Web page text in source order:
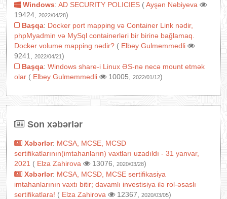
Windows: AD SECURITY POLICIES (Ayşən Nəbiyeva
19424,
2022/04/28)
Başqa: Docker port mapping və Container Link nədir,
phpMyadmin və MySql containerləri bir birinə bağlamaq.
Docker volume mapping nədir? ( Elbey Gulmemmedli
9241,
2022/04/21)
Başqa: Windows share-i Linux ƏS-nə necə mount etmək
olar ( Elbey Gulmemmedli 10005, 2022/01/12)
Son xəbərlər
Xəbərlər: MCSA, MCSE, MCSD
sertifikatlarının(imtahanların) vaxtları uzadıldı - 31 yanvar,
2021 ( Elza Zahirova 13076, 2020/03/28)
Xəbərlər: MCSA, MCSD, MCSE sertifikasiya
imtahanlarının vaxtı bitir; davamlı investisiya ilə rol-əsaslı
sertifikatlara! ( Elza Zahirova 12367, 2020/03/05)